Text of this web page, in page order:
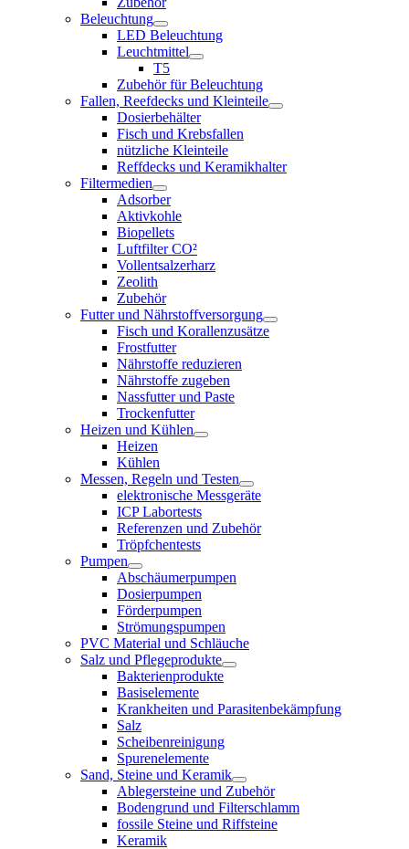
Beleuchtung
LED Beleuchtung
Leuchtmittel
T5
Zubehör für Beleuchtung
Fallen, Reefdecks und Kleinteile
Dosierbehälter
Fisch und Krebsfallen
nützliche Kleinteile
Reffdecks und Keramikhalter
Filtermedien
Adsorber
Aktivkohle
Biopellets
Luftfilter CO²
Vollentsalzerharz
Zeolith
Zubehör
Futter und Nährstoffversorgung
Fisch und Korallenzusätze
Frostfutter
Nährstoffe reduzieren
Nährstoffe zugeben
Nassfutter und Paste
Trockenfutter
Heizen und Kühlen
Heizen
Kühlen
Messen, Regeln und Testen
elektronische Messgeräte
ICP Labortests
Referenzen und Zubehör
Tröpfchentests
Pumpen
Abschäumerpumpen
Dosierpumpen
Förderpumpen
Strömungspumpen
PVC Material und Schläuche
Salz und Pflegeprodukte
Bakterienprodukte
Basiselemente
Krankheiten und Parasitenbekämpfung
Salz
Scheibenreinigung
Spurenelemente
Sand, Steine und Keramik
Ablegersteine und Zubehör
Bodengrund und Filterschlamm
fossile Steine und Riffsteine
Keramik